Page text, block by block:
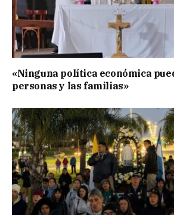
«Ninguna política económica
personas y las familias»